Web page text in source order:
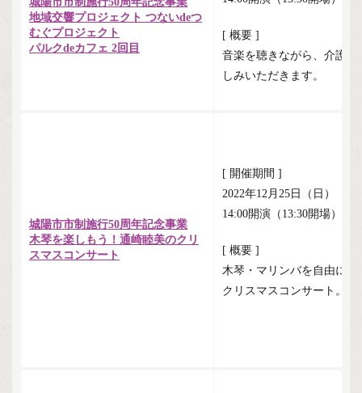
地域交響プロジェクト つないdeつ
むぐプロジェクト
パルクdeカフェ 2回目
[ 概要 ]
音楽を聴きながら、介護
しみいただきます。
城陽市市制施行50周年記念事業
木琴を楽しもう！通崎睦美のクリ
スマスコンサート
[ 開催期間 ]
2022年12月25日（日）
14:00開演（13:30開場）
[ 概要 ]
木琴・マリンバを自由に
クリスマスコンサート。